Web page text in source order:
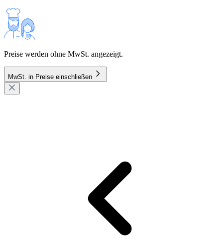
Preise werden ohne MwSt. angezeigt.
MwSt. in Preise einschließen